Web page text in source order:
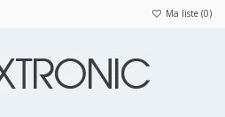
Ma liste (0)